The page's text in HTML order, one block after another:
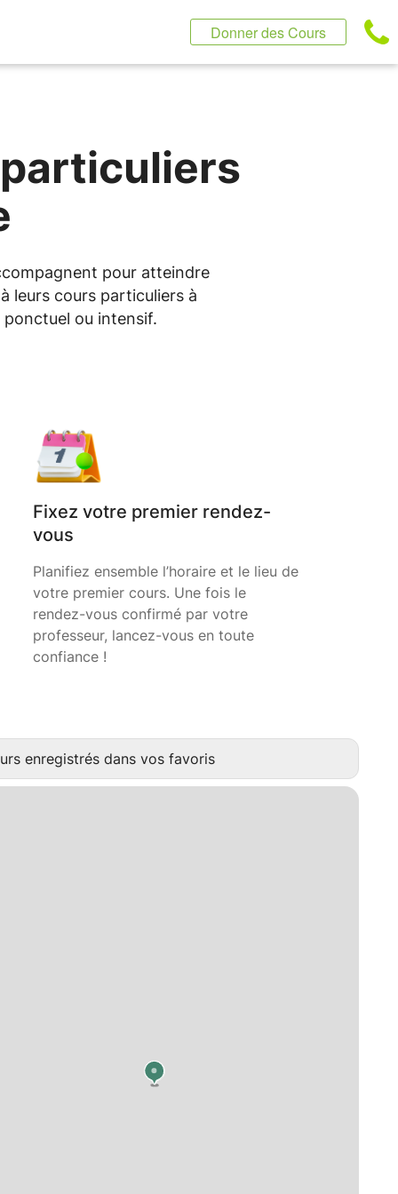
Donner des Cours
pour atteindre
leurs cours particuliers à
ponctuel ou intensif.
Fixez votre premier rendez-
vous
Planifiez ensemble l’horaire et le lieu de
votre premier cours. Une fois le
rendez-vous confirmé par votre
professeur, lancez-vous en toute
confiance !
enregistrés dans vos favoris